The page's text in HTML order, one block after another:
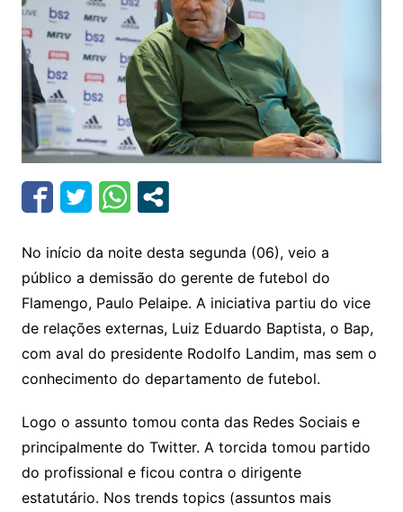
No início da noite desta segunda (06), veio a
público a demissão do gerente de futebol do
Flamengo, Paulo Pelaipe. A iniciativa partiu do vice
de relações externas, Luiz Eduardo Baptista, o Bap,
com aval do presidente Rodolfo Landim, mas sem o
conhecimento do departamento de futebol.
Logo o assunto tomou conta das Redes Sociais e
principalmente do Twitter. A torcida tomou partido
do profissional e ficou contra o dirigente
estatutário. Nos trends topics (assuntos mais